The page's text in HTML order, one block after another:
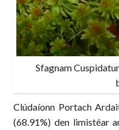
Sfagnam
Clúdaíonn Portach
(68.91%) den limistéar